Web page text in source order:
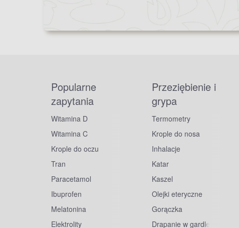
Popularne
zapytania
Witamina D
Witamina C
Krople do oczu
Tran
Paracetamol
Ibuprofen
Melatonina
Elektrolity
Przeziębienie i
grypa
Termometry
Krople do nosa
Inhalacje
Katar
Kaszel
Olejki eteryczne
Gorączka
Drapanie w gardle